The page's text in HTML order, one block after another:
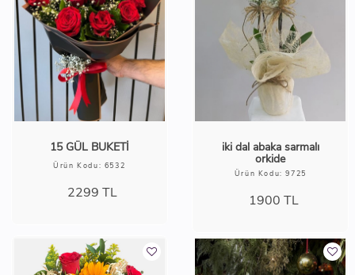
15 GÜL BUKETİ
Ürün Kodu: 6532
2299 TL
iki dal abaka sarmalı
orkide
Ürün Kodu: 9725
1900 TL